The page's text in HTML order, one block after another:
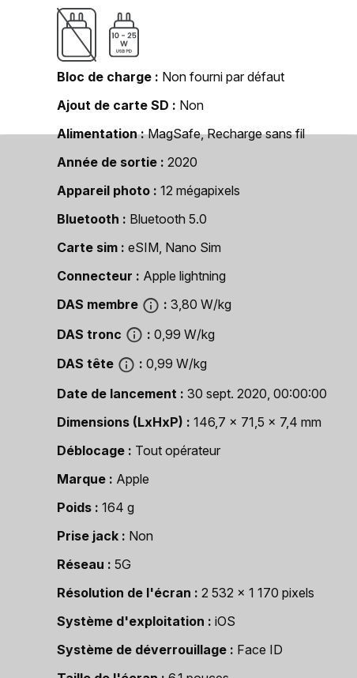
Bloc de charge
Non fourni par défaut
Ajout de carte SD
Non
Alimentation
MagSafe, Recharge sans fil
Année de sortie
2020
Appareil photo
12 mégapixels
Bluetooth
Bluetooth 5.0
Carte sim
eSIM, Nano Sim
Connecteur
Apple lightning
DAS membre
3,80 W/kg
DAS tronc
0,99 W/kg
DAS tête
0,99 W/kg
Date de lancement
30 sept. 2020, 00:00:00
Dimensions (LxHxP)
146,7 x 71,5 x 7,4 mm
Déblocage
Tout opérateur
Marque
Apple
Poids
164 g
Prise jack
Non
Réseau
5G
Résolution de l'écran
2 532 x 1 170 pixels
Système d'exploitation
iOS
Système de déverrouillage
Face ID